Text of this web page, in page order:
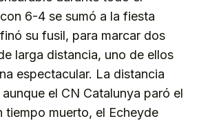
6-4 se sumó a la fiesta
su fusil, para marcar dos
larga distancia, uno de ellos
espectacular. La distancia
el CN Catalunya paró el
tiempo muerto, el Echeyde